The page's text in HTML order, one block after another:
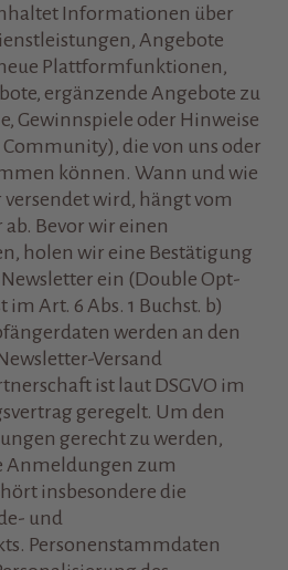
Informationen über
Angebote
Plattformfunktionen,
ergänzende Angebote zu
Gewinnspiele oder Hinweise
die von uns oder
können. Wann und wie
wird, hängt vom
Bevor wir einen
holen wir eine Bestätigung
ein (Double Opt-
Art. 6 Abs. 1 Buchst. b)
werden an den
Versand
ist laut DSGVO im
geregelt. Um den
gerecht zu werden,
Anmeldungen zum
insbesondere die
und
Personenstammdaten